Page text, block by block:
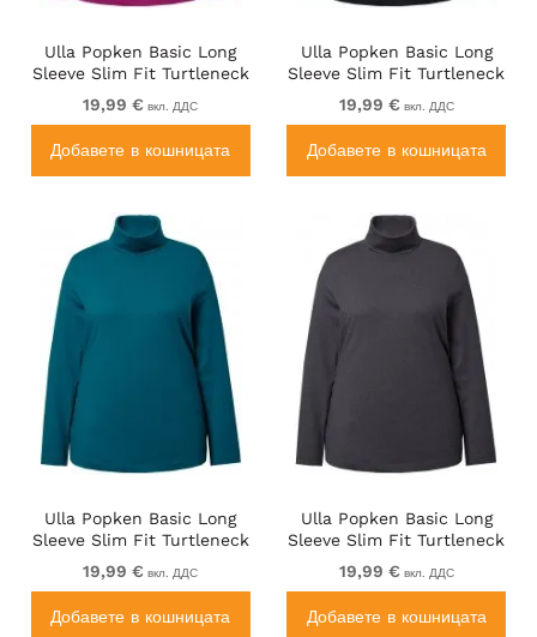
Ulla Popken Basic Long
Sleeve Slim Fit Turtleneck
Berry
19,99 € вкл. ДДС
Добавете в кошницата
Ulla Popken Basic Long
Sleeve Slim Fit Turtleneck
Black
19,99 € вкл. ДДС
Добавете в кошницата
Ulla Popken Basic Long
Sleeve Slim Fit Turtleneck
Cerulean
19,99 € вкл. ДДС
Добавете в кошницата
Ulla Popken Basic Long
Sleeve Slim Fit Turtleneck
Charcoal Grey Melange
19,99 € вкл. ДДС
Добавете в кошницата